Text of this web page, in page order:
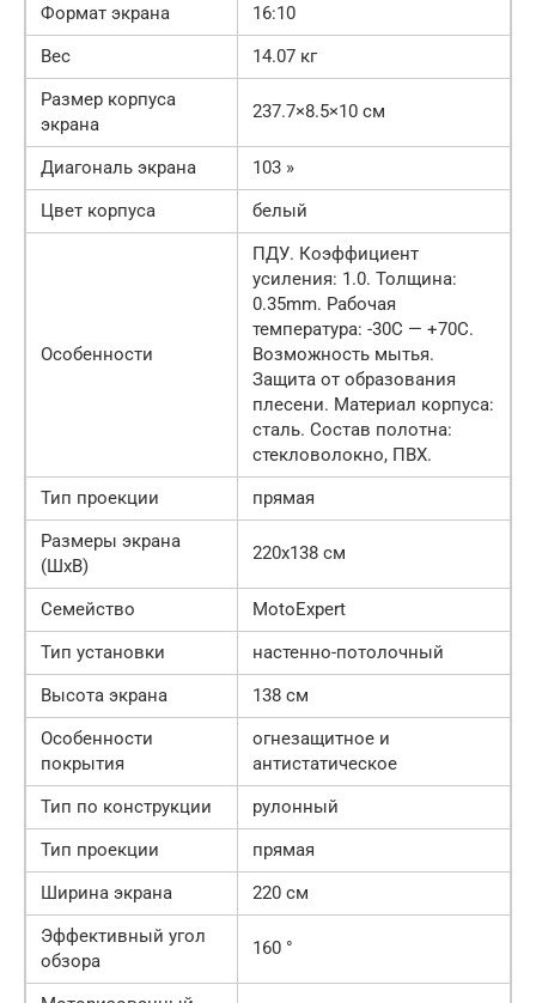
Формат экрана
16:10
Вес
14.07 кг
Размер корпуса
экрана
237.7×8.5×10 см
Диагональ экрана
103 »
Цвет корпуса
белый
Особенности
ПДУ. Коэффициент
усиления: 1.0. Толщина:
0.35mm. Рабочая
температура: -30С — +70С.
Возможность мытья.
Защита от образования
плесени. Материал корпуса:
сталь. Состав полотна:
стекловолокно, ПВХ.
Тип проекции
прямая
Размеры экрана
(ШхВ)
220х138 см
Семейство
MotoExpert
Тип установки
настенно-потолочный
Высота экрана
138 см
Особенности
покрытия
огнезащитное и
антистатическое
Тип по конструкции
рулонный
Тип проекции
прямая
Ширина экрана
220 см
Эффективный угол
обзора
160 °